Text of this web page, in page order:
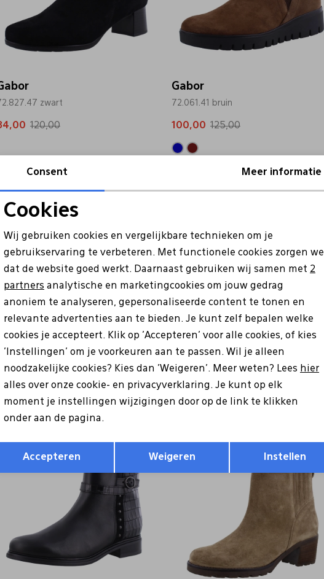
zwart
120,00
Gabor
72.061.41 bruin
100,00 125,00
Gabor
136,00 170,00
Gabor
98,00 140,00
Noodzakelijke cookies
Analytische cookies Marketing cookies
Terug Opslaan
Consent Meer informatie
Cookies
Wij gebruiken cookies en vergelijkbare technieken om je
gebruikservaring te verbeteren. Met functionele cookies zorgen we
dat de website goed werkt. Daarnaast gebruiken wij samen met 2
partners analytische en marketingcookies om jouw gedrag
anoniem te analyseren, gepersonaliseerde content te tonen en
relevante advertenties aan te bieden. Je kunt zelf bepalen welke
cookies je accepteert. Klik op 'Accepteren' voor alle cookies, of kies
'Instellingen' om je voorkeuren aan te passen. Wil je alleen
noodzakelijke cookies? Kies dan 'Weigeren'. Meer weten? Lees hier
alles over onze cookie- en privacyverklaring. Je kunt op elk
moment je instellingen wijzigingen door op de link te klikken
onder aan de pagina.
Accepteren Weigeren Instellen